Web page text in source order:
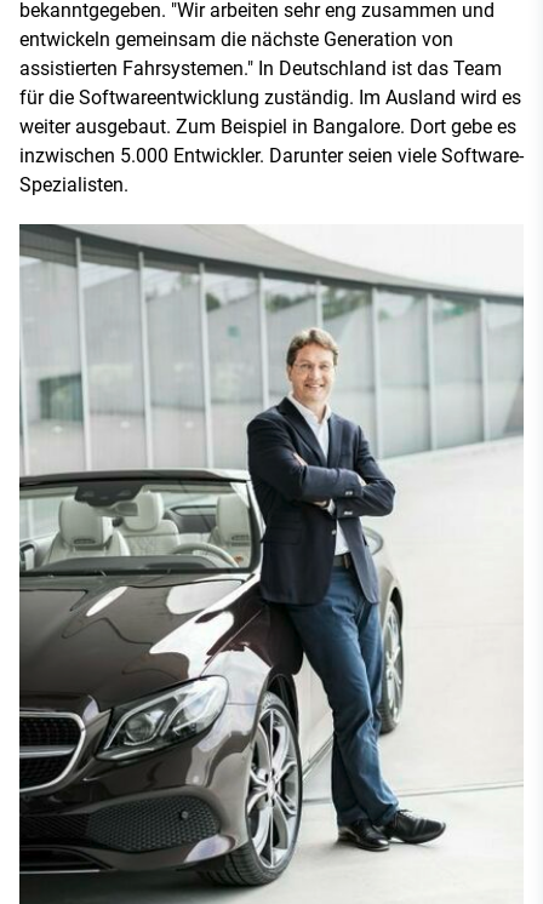
bekanntgegeben. "Wir arbeiten sehr eng zusammen und
entwickeln gemeinsam die nächste Generation von
assistierten Fahrsystemen." In Deutschland ist das Team
für die Softwareentwicklung zuständig. Im Ausland wird es
weiter ausgebaut. Zum Beispiel in Bangalore. Dort gebe es
inzwischen 5.000 Entwickler. Darunter seien viele Software-
Spezialisten.